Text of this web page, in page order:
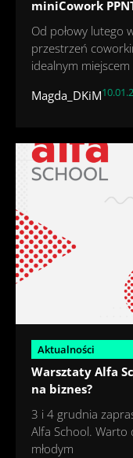
miniCowork
Od połowy lutego
przestrzeń
idealnym miejscem
Magda_DKiM
Aktualności
Warsztaty Alfa
na biznes?
3 i 4 grudnia
Alfa School. Warto
młodym